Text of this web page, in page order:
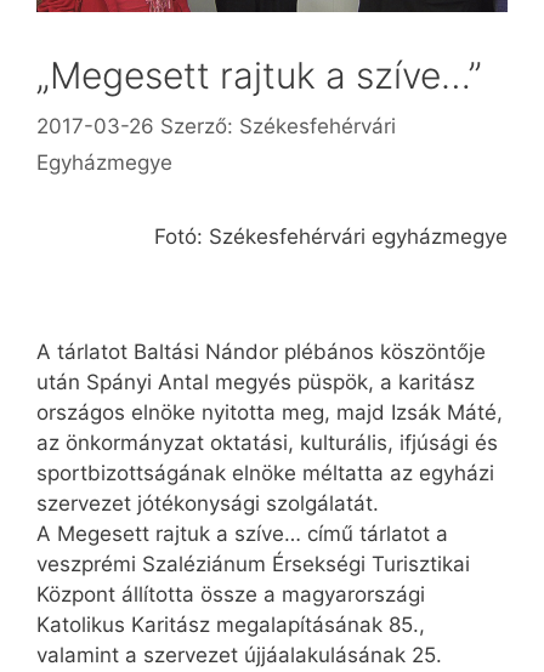
„Megesett rajtuk a szíve…”
2017-03-26 Szerző: Székesfehérvári
Egyházmegye
Fotó: Székesfehérvári egyházmegye
A tárlatot Baltási Nándor plébános köszöntője
után Spányi Antal megyés püspök, a karitász
országos elnöke nyitotta meg, majd Izsák Máté,
az önkormányzat oktatási, kulturális, ifjúsági és
sportbizottságának elnöke méltatta az egyházi
szervezet jótékonysági szolgálatát.
A Megesett rajtuk a szíve… című tárlatot a
veszprémi Szaléziánum Érsekségi Turisztikai
Központ állította össze a magyarországi
Katolikus Karitász megalapításának 85.,
valamint a szervezet újjáalakulásának 25.